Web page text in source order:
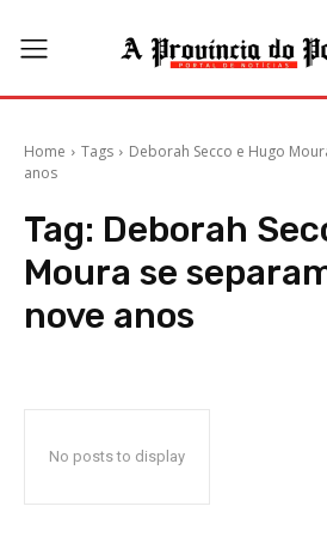
Home Tags
Deborah Secco e Hugo
anos
Tag: Deborah
Moura se
nove anos
No posts to display